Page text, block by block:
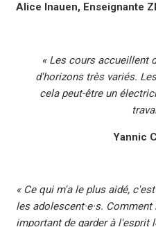
Alice Inauen, Enseignante
« Les cours accueillent
d'horizons très variés.
cela peut-être un
Yannic
« Ce qui m'a le plus aidé,
les adolescent·e·s.
important de garder à l'esprit